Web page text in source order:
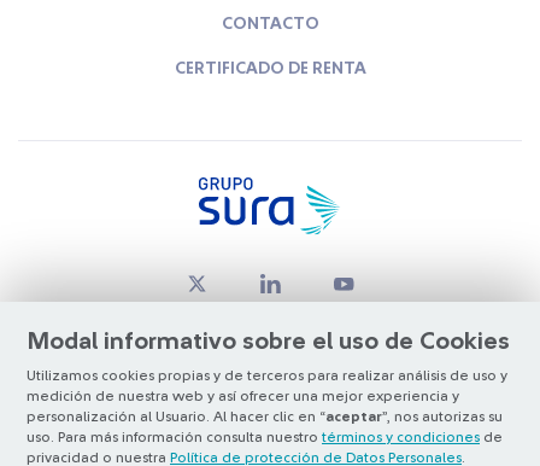
Modal informativo sobre el uso de Cookies
Utilizamos cookies propias y de terceros para realizar análisis de uso y
medición de nuestra web y así ofrecer una mejor experiencia y
personalización al Usuario. Al hacer clic en “aceptar”, nos autorizas su
uso. Para más información consulta nuestro términos y condiciones de
privacidad o nuestra Política de protección de Datos Personales
CONTACTO
CERTIFICADO DE RENTA
© Copyright Grupo SURA 2026